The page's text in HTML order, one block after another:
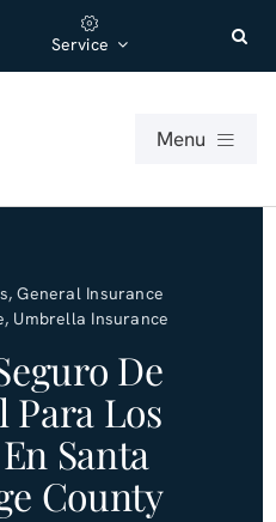
Service
Menu
,General Insurance
, Umbrella Insurance
De
Para Los
Santa
County